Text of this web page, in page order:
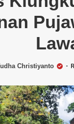
Christiyanto